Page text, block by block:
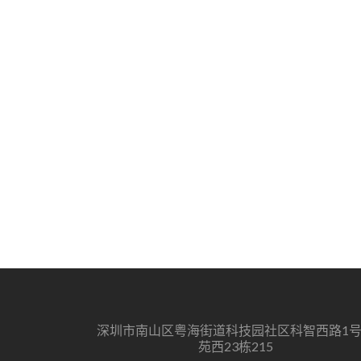
深圳市南山区粤海街道科技园社区科智西路1
苑西23栋215